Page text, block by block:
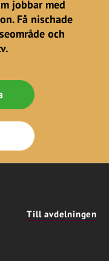
jobbar med
Få nischade
och
Till avdelningen